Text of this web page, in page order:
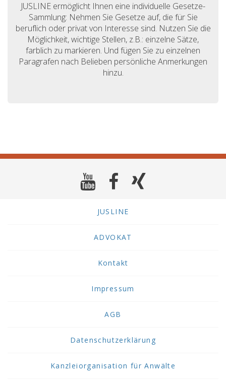
JUSLINE ermöglicht Ihnen eine individuelle Gesetze-
Sammlung: Nehmen Sie Gesetze auf, die für Sie
beruflich oder privat von Interesse sind. Nutzen Sie die
Möglichkeit, wichtige Stellen, z.B.: einzelne Sätze,
farblich zu markieren. Und fügen Sie zu einzelnen
Paragrafen nach Belieben persönliche Anmerkungen
hinzu.
JUSLINE
ADVOKAT
Kontakt
Impressum
AGB
Datenschutzerklärung
Kanzleiorganisation für Anwälte